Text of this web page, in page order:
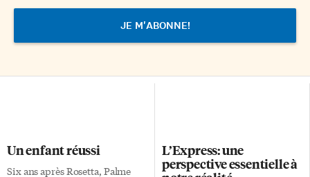
Un enfant réussi
Six ans après Rosetta, Palme
L’Express: une
perspective essentielle à